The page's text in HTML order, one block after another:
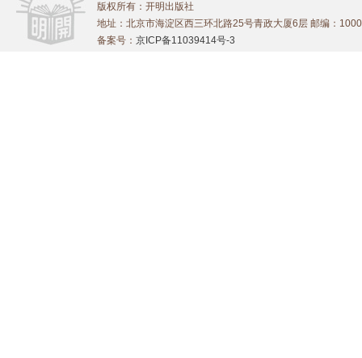
版权所有：开明出版社
地址：北京市海淀区西三环北路25号青政大厦6层 邮编：
备案号： 京ICP备11039414号-3